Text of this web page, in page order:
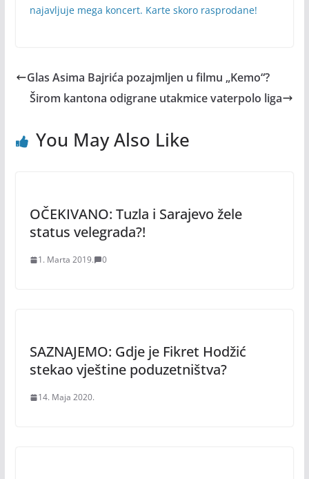
najavljuje mega koncert. Karte skoro rasprodane!
Glas Asima Bajrića pozajmljen u filmu „Kemo“?
Širom kantona odigrane utakmice vaterpolo liga
You May Also Like
OČEKIVANO: Tuzla i Sarajevo žele
status velegrada?!
1. Marta 2019. 0
SAZNAJEMO: Gdje je Fikret Hodžić
stekao vještine poduzetništva?
14. Maja 2020.